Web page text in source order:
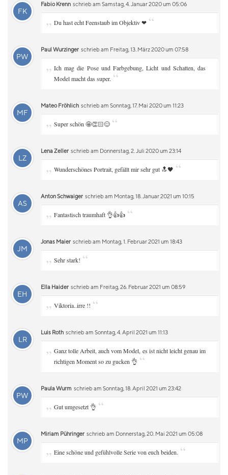
FK
Fabio Krenn schrieb am Samstag, 4. Januar 2020 um 05:06
„ Du hast echt Feenstaub im Objektiv ❤ “
PW
Paul Wurzinger schrieb am Freitag, 13. März 2020 um 07:58
„ Ich mag die Pose und Farbgebung, Licht und Schatten, das
Model macht das super. “
MF
Mateo Fröhlich schrieb am Sonntag, 17. Mai 2020 um 11:23
„ Super schön 🤩👏🏻😊 “
LZ
Lena Zeller schrieb am Donnerstag, 2. Juli 2020 um 23:14
„ Wunderschönes Portrait, gefällt mir sehr gut 🔝🖤 “
AS
Anton Schwaiger schrieb am Montag, 18. Januar 2021 um 10:15
„ Fantastisch traumhaft 👌👍👍 “
JM
Jonas Maier schrieb am Montag, 1. Februar 2021 um 18:43
„ Sehr stark! “
EH
Ella Haider schrieb am Freitag, 26. Februar 2021 um 08:59
„ Viktoria..irre !! “
LR
Luis Roth schrieb am Sonntag, 4. April 2021 um 11:13
„ Ganz tolle Arbeit, auch vom Model, es ist nicht leicht genau im
richtigen Moment so zu gucken 👌 “
PW
Paula Wurm schrieb am Sonntag, 18. April 2021 um 23:42
„ Gut umgesetzt 👌 “
MP
Miriam Pühringer schrieb am Donnerstag, 20. Mai 2021 um 05:08
„ Eine schöne und gefühlvolle Serie von euch beiden. “